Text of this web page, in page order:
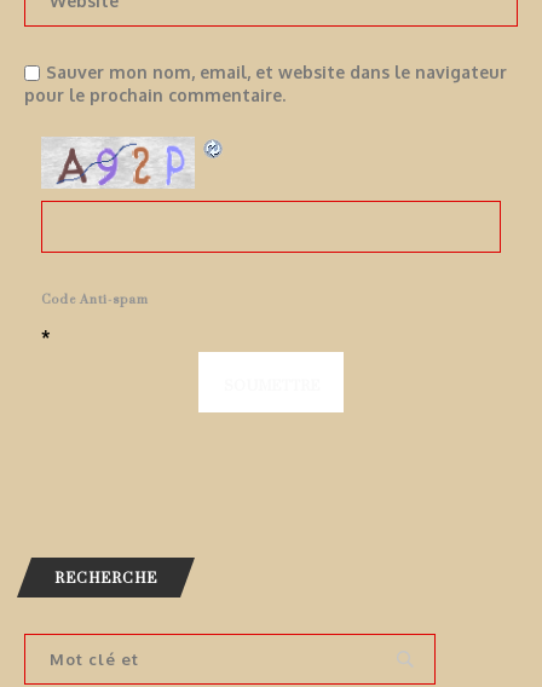
Sauver mon nom, email, et website dans le navigateur
pour le prochain commentaire.
Code Anti-spam
*
RECHERCHE